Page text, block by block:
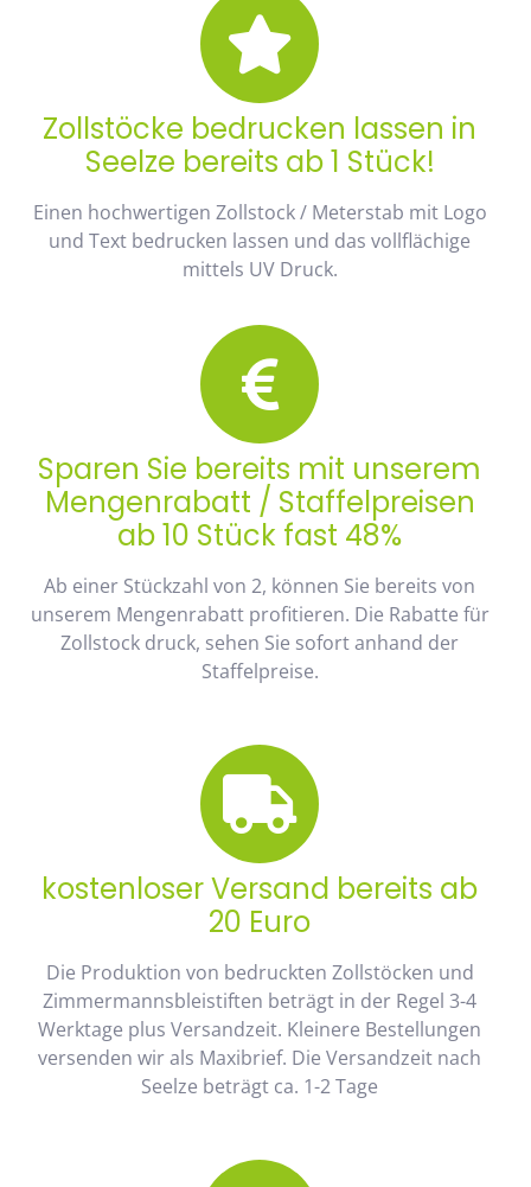
Zollstöcke bedrucken lassen in
Seelze bereits ab 1 Stück!
Einen hochwertigen Zollstock / Meterstab mit Logo
und Text bedrucken lassen und das vollflächige
mittels UV Druck.
Sparen Sie bereits mit unserem
Mengenrabatt / Staffelpreisen
ab 10 Stück fast 48%
Ab einer Stückzahl von 2, können Sie bereits von
unserem Mengenrabatt profitieren. Die Rabatte für
Zollstock druck, sehen Sie sofort anhand der
Staffelpreise.
kostenloser Versand bereits ab
20 Euro
Die Produktion von bedruckten Zollstöcken und
Zimmermannsbleistiften beträgt in der Regel 3-4
Werktage plus Versandzeit. Kleinere Bestellungen
versenden wir als Maxibrief. Die Versandzeit nach
Seelze beträgt ca. 1-2 Tage